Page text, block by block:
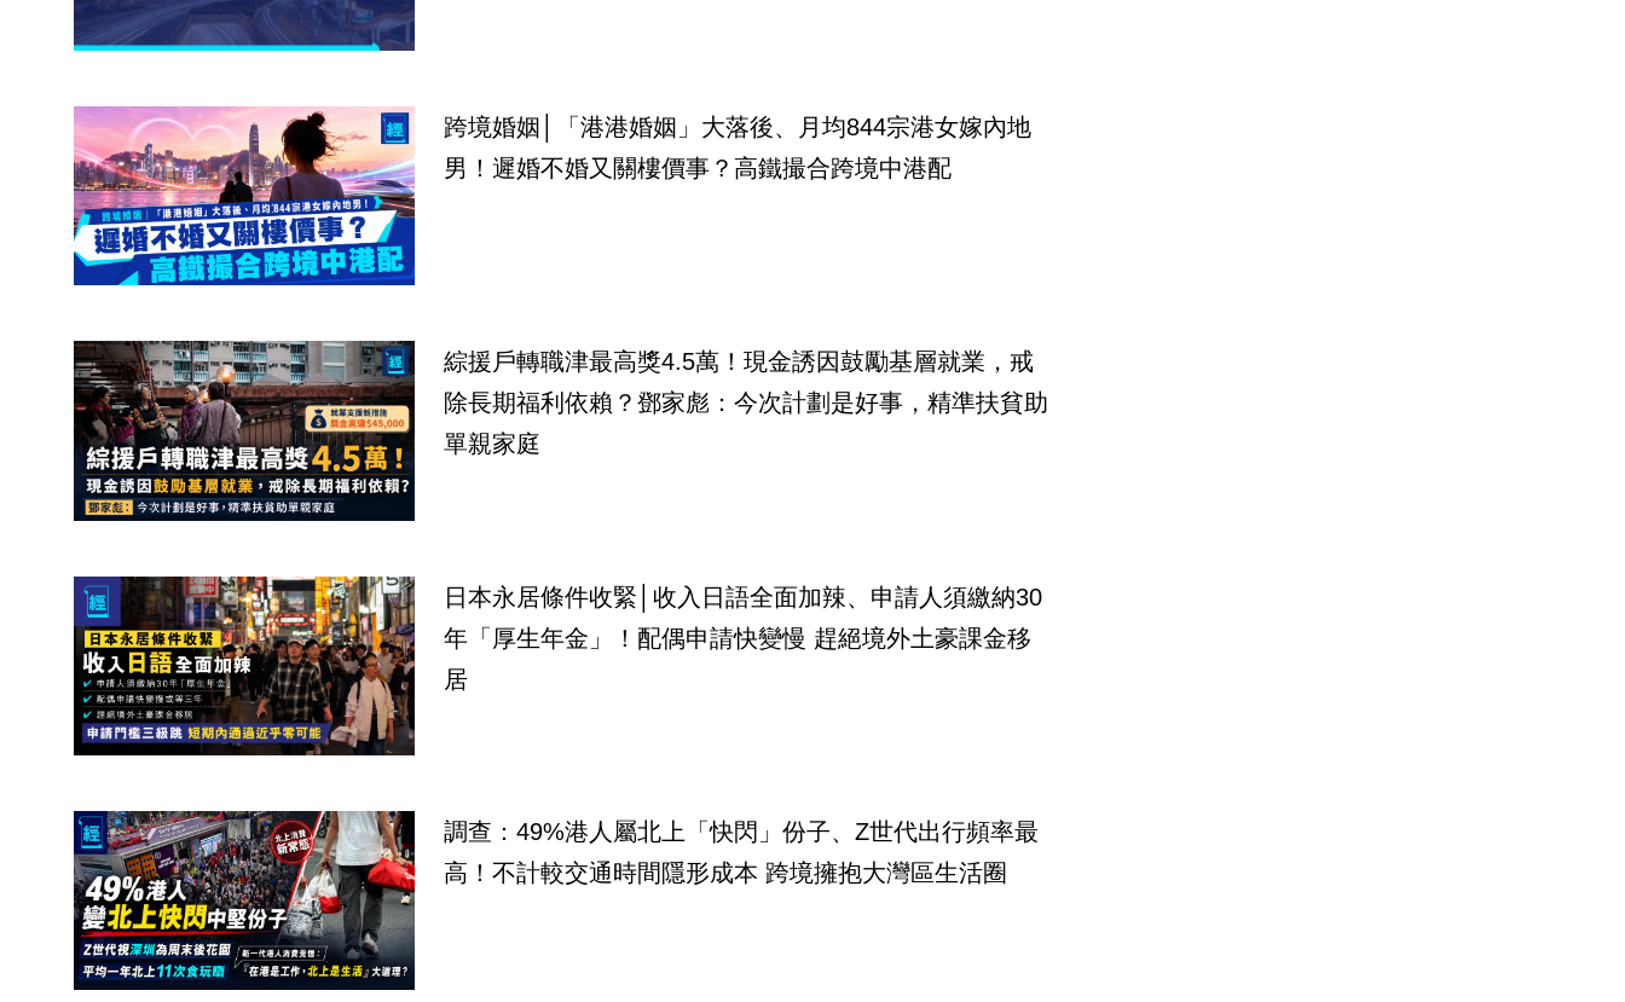
跨境婚姻│「港港婚姻」大落後、月均844宗港女嫁內地
男！遲婚不婚又關樓價事？高鐵撮合跨境中港配
綜援戶轉職津最高獎4.5萬！現金誘因鼓勵基層就業，戒
除長期福利依賴？鄧家彪：今次計劃是好事，精準扶貧助
單親家庭
日本永居條件收緊│收入日語全面加辣、申請人須繳納30
年「厚生年金」！配偶申請快變慢 趕絕境外土豪課金移
居
調查：49%港人屬北上「快閃」份子、Z世代出行頻率最
高！不計較交通時間隱形成本 跨境擁抱大灣區生活圈